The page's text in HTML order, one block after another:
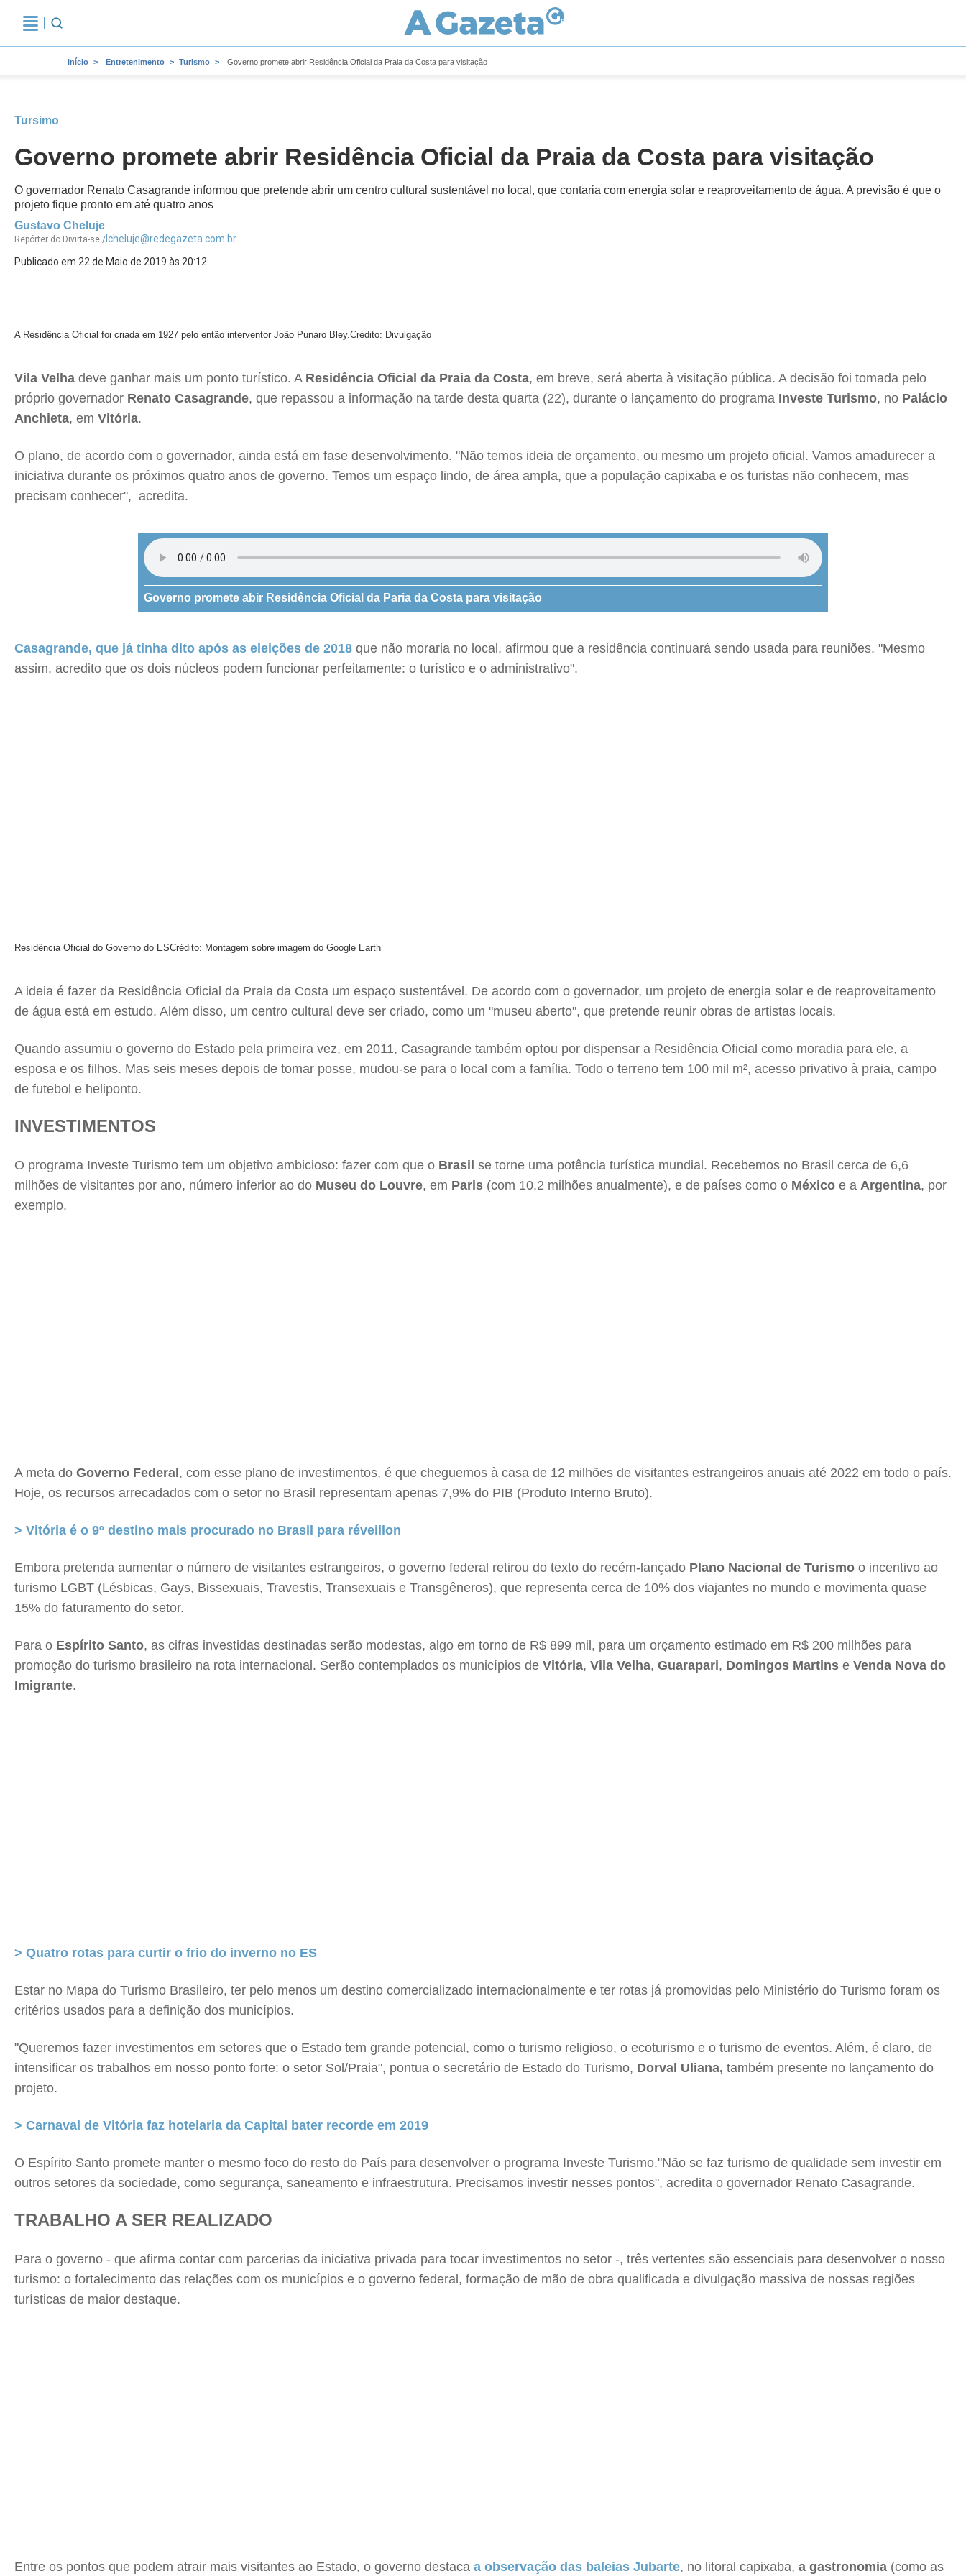
Início Entretenimento Turismo Governo promete abrir Residência Oficial da Praia da Costa para visitação
Tursimo
Governo promete abrir Residência Oficial da Praia da Costa para visitação
O governador Renato Casagrande informou que pretende abrir um centro cultural sustentável no local, que contaria com energia solar e reaproveitamento de água. A previsão é que o
projeto fique pronto em até quatro anos
Gustavo Cheluje
Repórter do Divirta-se / lcheluje@redegazeta.com.br
Publicado em 22 de Maio de 2019 às 20:12
A Residência Oficial foi criada em 1927 pelo então interventor João Punaro Bley.Crédito: Divulgação
Vila Velha deve ganhar mais um ponto turístico. A Residência Oficial da Praia da Costa, em breve, será aberta à visitação pública. A decisão foi tomada pelo
próprio governador Renato Casagrande, que repassou a informação na tarde desta quarta (22), durante o lançamento do programa Investe Turismo, no Palácio
Anchieta, em Vitória.
O plano, de acordo com o governador, ainda está em fase desenvolvimento. "Não temos ideia de orçamento, ou mesmo um projeto oficial. Vamos amadurecer a
iniciativa durante os próximos quatro anos de governo. Temos um espaço lindo, de área ampla, que a população capixaba e os turistas não conhecem, mas
precisam conhecer", acredita.
Governo promete abir Residência Oficial da Paria da Costa para visitação
Casagrande, que já tinha dito após as eleições de 2018 que não moraria no local, afirmou que a residência continuará sendo usada para reuniões. "Mesmo
assim, acredito que os dois núcleos podem funcionar perfeitamente: o turístico e o administrativo".
Residência Oficial do Governo do ESCrédito: Montagem sobre imagem do Google Earth
A ideia é fazer da Residência Oficial da Praia da Costa um espaço sustentável. De acordo com o governador, um projeto de energia solar e de reaproveitamento
de água está em estudo. Além disso, um centro cultural deve ser criado, como um "museu aberto", que pretende reunir obras de artistas locais.
Quando assumiu o governo do Estado pela primeira vez, em 2011, Casagrande também optou por dispensar a Residência Oficial como moradia para ele, a
esposa e os filhos. Mas seis meses depois de tomar posse, mudou-se para o local com a família. Todo o terreno tem 100 mil m², acesso privativo à praia, campo
de futebol e heliponto.
INVESTIMENTOS
O programa Investe Turismo tem um objetivo ambicioso: fazer com que o Brasil se torne uma potência turística mundial. Recebemos no Brasil cerca de 6,6
milhões de visitantes por ano, número inferior ao do Museu do Louvre, em Paris (com 10,2 milhões anualmente), e de países como o México e a Argentina, por
exemplo.
A meta do Governo Federal , com esse plano de investimentos, é que cheguemos à casa de 12 milhões de visitantes estrangeiros anuais até 2022 em todo o país.
Hoje, os recursos arrecadados com o setor no Brasil representam apenas 7,9% do PIB (Produto Interno Bruto).
> Vitória é o 9º destino mais procurado no Brasil para réveillon
Embora pretenda aumentar o número de visitantes estrangeiros, o governo federal retirou do texto do recém-lançado Plano Nacional de Turismo o incentivo ao
turismo LGBT (Lésbicas, Gays, Bissexuais, Travestis, Transexuais e Transgêneros), que representa cerca de 10% dos viajantes no mundo e movimenta quase
15% do faturamento do setor.
Para o Espírito Santo, as cifras investidas destinadas serão modestas, algo em torno de R$ 899 mil, para um orçamento estimado em R$ 200 milhões para
promoção do turismo brasileiro na rota internacional. Serão contemplados os municípios de Vitória, Vila Velha, Guarapari, Domingos Martins e Venda Nova do
Imigrante.
> Quatro rotas para curtir o frio do inverno no ES
Estar no Mapa do Turismo Brasileiro, ter pelo menos um destino comercializado internacionalmente e ter rotas já promovidas pelo Ministério do Turismo foram os
critérios usados para a definição dos municípios.
"Queremos fazer investimentos em setores que o Estado tem grande potencial, como o turismo religioso, o ecoturismo e o turismo de eventos. Além, é claro, de
intensificar os trabalhos em nosso ponto forte: o setor Sol/Praia", pontua o secretário de Estado do Turismo, Dorval Uliana, também presente no lançamento do
projeto.
> Carnaval de Vitória faz hotelaria da Capital bater recorde em 2019
O Espírito Santo promete manter o mesmo foco do resto do País para desenvolver o programa Investe Turismo."Não se faz turismo de qualidade sem investir em
outros setores da sociedade, como segurança, saneamento e infraestrutura. Precisamos investir nesses pontos", acredita o governador Renato Casagrande.
TRABALHO A SER REALIZADO
Para o governo - que afirma contar com parcerias da iniciativa privada para tocar investimentos no setor -, três vertentes são essenciais para desenvolver o nosso
turismo: o fortalecimento das relações com os municípios e o governo federal, formação de mão de obra qualificada e divulgação massiva de nossas regiões
turísticas de maior destaque.
Entre os pontos que podem atrair mais visitantes ao Estado, o governo destaca a observação das baleias Jubarte, no litoral capixaba, a gastronomia (como as